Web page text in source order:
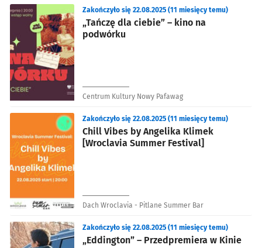
„Tańczę dla ciebie” – kino na
podwórku
Zakończyło się 22.08.2025 (11 miesięcy temu)
Centrum Kultury Nowy Pafawag
Chill Vibes by Angelika Klimek
[Wroclavia Summer Festival]
Zakończyło się 22.08.2025 (11 miesięcy temu)
Dach Wroclavia - Pitlane Summer Bar
„Eddington” – Przedpremiera w Kinie
Zakończyło się 22.08.2025 (11 miesięcy temu)